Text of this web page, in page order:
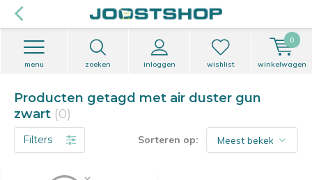
zoeken inloggen
menu wishlist winkelwagen
0
Producten getagd met air duster gun
zwart (0)
Filters Sorteren op: